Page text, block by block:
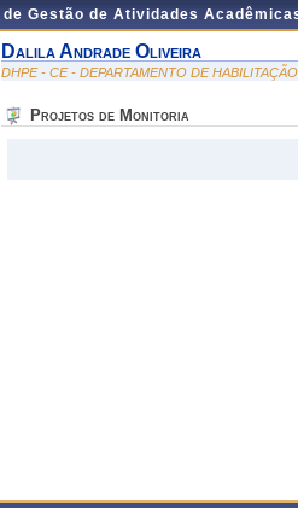
Gestão de Atividades
Dalila Andrade Oliveira
DHPE - CE - DEPARTAMENTO DE
Projetos de Monitoria